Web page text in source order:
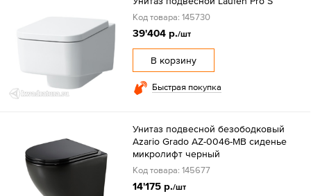
Код товара: 145730
39'404 р./шт
В корзину
Быстрая покупка
Унитаз подвесной безободковый
Azario Grado AZ-0046-MB сиденье
микролифт черный
Код товара: 145677
14'175 р./шт